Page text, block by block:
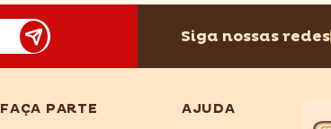
Siga nossas redes
FAÇA PARTE AJUDA